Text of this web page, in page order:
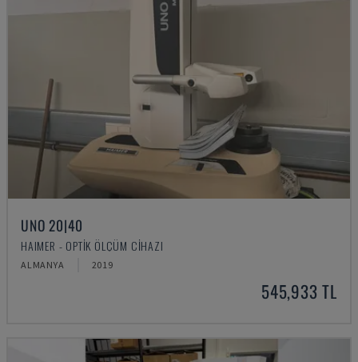
UNO 20|40
HAIMER - OPTIK ÖLÇÜM CIHAZI
ALMANYA 2019
545,933 TL